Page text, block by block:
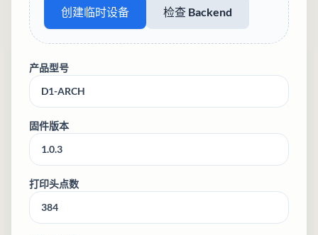
创建临时设备 检查 Backend
产品型号
固件版本
打印头点数